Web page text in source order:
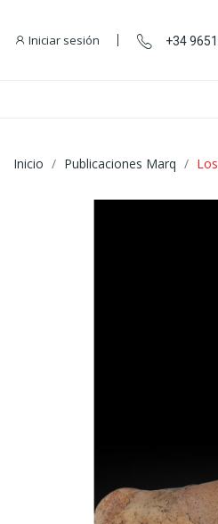
Iniciar sesión +34
Inicio Publicaciones Marq